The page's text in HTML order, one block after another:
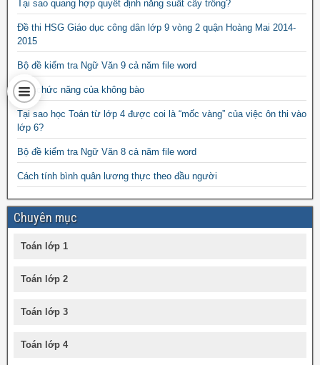
Tại sao quang hợp quyết định năng suất cây trồng?
Đề thi HSG Giáo dục công dân lớp 9 vòng 2 quận Hoàng Mai 2014-
2015
Bộ đề kiểm tra Ngữ Văn 9 cả năm file word
Các chức năng của không bào
Tại sao học Toán từ lớp 4 được coi là “mốc vàng” của việc ôn thi vào
lớp 6?
Bộ đề kiểm tra Ngữ Văn 8 cả năm file word
Cách tính bình quân lương thực theo đầu người
Chuyên mục
Toán lớp 1
Toán lớp 2
Toán lớp 3
Toán lớp 4